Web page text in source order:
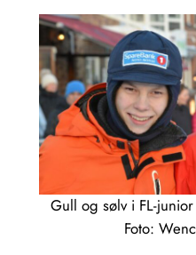
Gull og sølv i FL-
Foto: